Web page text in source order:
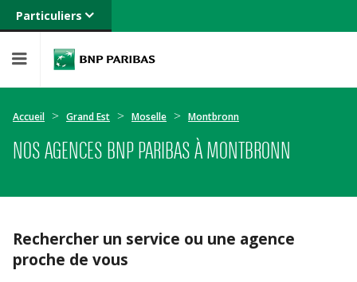
Particuliers
Banque privée
Entreprises
Accueil Grand Est Moselle Montbronn
NOS AGENCES BNP PARIBAS À MONTBRONN
Rechercher un service ou une agence
proche de vous